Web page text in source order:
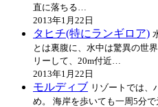
直に落ちる…
2013年1月22日
タヒチ(特にランギロア)
とは裏腹に、水中は驚異の世
リーして、20m付近…
2013年1月22日
モルディブ リゾートでは、
め。 海岸を歩いても一周5分